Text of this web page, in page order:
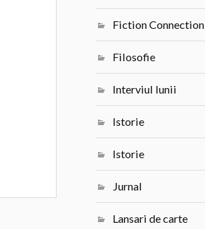
Fiction Connection
Filosofie
Interviul lunii
Istorie
Istorie
Jurnal
Lansari de carte